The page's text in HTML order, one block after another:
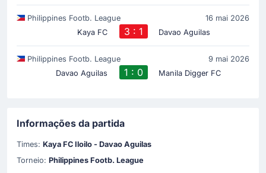
Philippines Footb. League
16 mai 2026
Kaya FC
3 : 1 Davao Aguilas
Philippines Footb. League
9 mai 2026
Davao Aguilas
1 : 0 Manila Digger FC
Informações da partida
Times: Kaya FC Iloilo - Davao Aguilas
Torneio: Philippines Footb. League